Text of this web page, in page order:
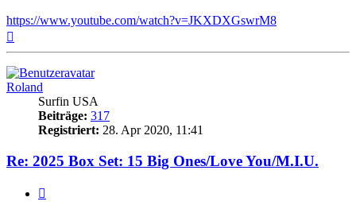
https://www.youtube.com/watch?v=JKXDXGswrM8
Roland
Surfin USA
Beiträge: 317
Registriert: 28. Apr 2020, 11:41
Re: 2025 Box Set: 15 Big Ones/Love You/M.I.U.